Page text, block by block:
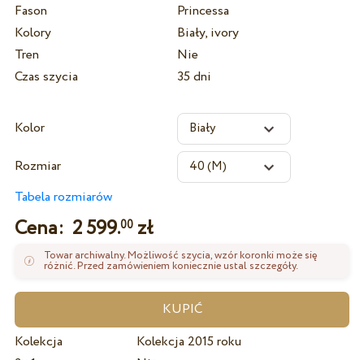
Fason
Princessa
Kolory
Biały, ivory
Tren
Nie
Czas szycia
35 dni
Kolor
Rozmiar
Tabela rozmiarów
Cena: 2 599.00zł
Towar archiwalny. Możliwość szycia, wzór koronki może się
różnić. Przed zamówieniem koniecznie ustal szczegóły.
Kolekcja
Kolekcja 2015 roku